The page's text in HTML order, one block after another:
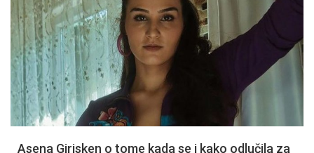
Asena Girisken o tome kada se i kako odlučila za